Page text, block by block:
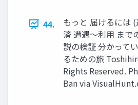
44.
もっと 届けるには
済 遭遇〜利⽤ まで
説の検証 分かって
るための旅
Rights Reserved.
Ban via